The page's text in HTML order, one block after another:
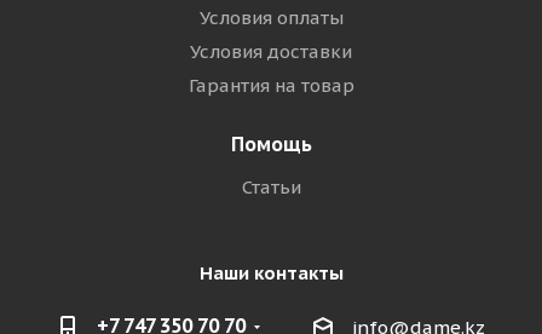
Условия оплаты
Условия доставки
Гарантия на товар
Помощь
Статьи
Наши контакты
+7 747 350 70 70 info@dame.kz